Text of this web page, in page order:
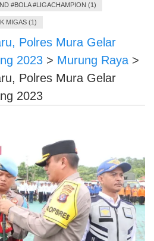
#BOLA #LIGACHAMPION (1)
MIGAS (1)
Polres Mura Gelar
2023 > Murung Raya >
Polres Mura Gelar
2023